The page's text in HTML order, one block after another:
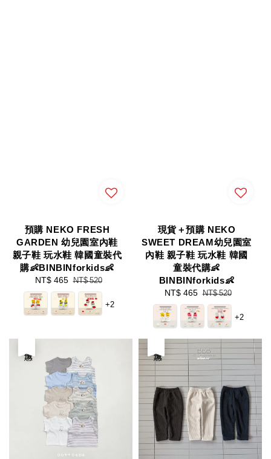
預購 NEKO FRESH
GARDEN 幼兒園室內鞋
親子鞋 玩水鞋 韓國童裝代
購👶BINBINforkids👶
Sale
price
NT$ 465 Regular
price
NT$ 520
+2
現貨＋預購 NEKO
SWEET DREAM幼兒園室
內鞋 親子鞋 玩水鞋 韓國
童裝代購👶
BINBINforkids👶
Sale
price
NT$ 465 Regular
price
NT$ 520
+2